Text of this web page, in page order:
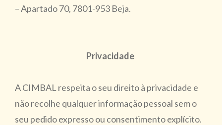
– Apartado 70, 7801-953 Beja.
Privacidade
A CIMBAL respeita o seu direito à privacidade e
não recolhe qualquer informação pessoal sem o
seu pedido expresso ou consentimento explícito.